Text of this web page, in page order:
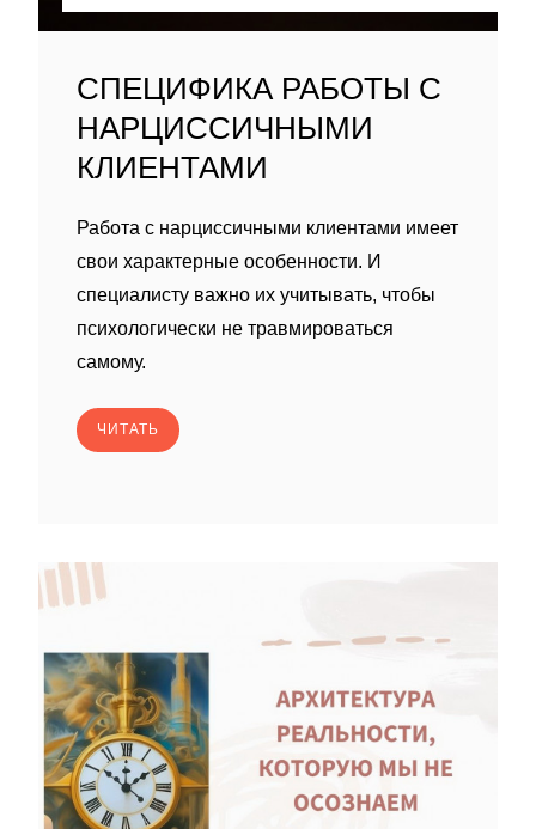
СПЕЦИФИКА РАБОТЫ С
НАРЦИССИЧНЫМИ
КЛИЕНТАМИ
Работа с нарциссичными клиентами имеет
свои характерные особенности. И
специалисту важно их учитывать, чтобы
психологически не травмироваться
самому.
ЧИТАТЬ